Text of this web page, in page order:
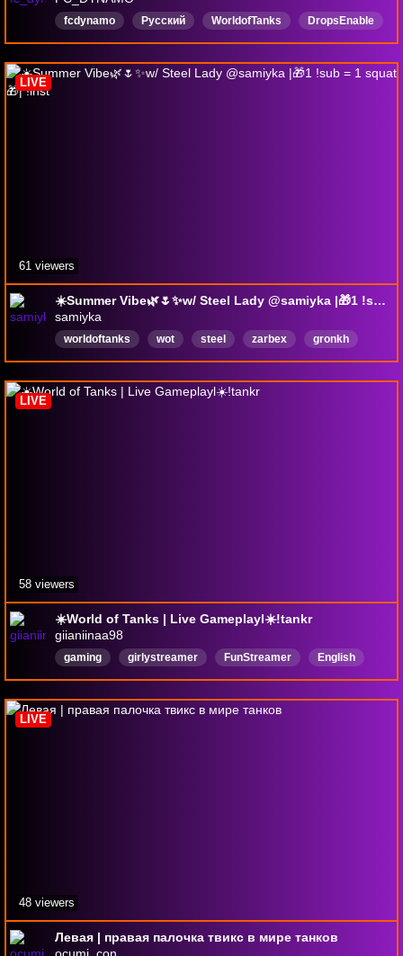
fcdynamo Русский WorldofTanks
DropsEnable
drops
DropsВключены
☀️Summer Vibe🌿🌷✨w/ Steel Lady @samiyka |🎁1 !sub = 1 squat🎁| !inst
samiyka
worldoftanks wot steel zarbex
gronkh
forsen
asmr асмр танки українська
LIVE
61 viewers
☀️World of Tanks | Live Gameplayl☀️!tankr
giianiinaa98
gaming girlystreamer FunStreamer
English
noobstreamer
noobplayer
newbiegamergirl
cozyvibes
WorldofTanks Rerun
LIVE
58 viewers
Левая | правая палочка твикс в мире танков
LIVE
48 viewers